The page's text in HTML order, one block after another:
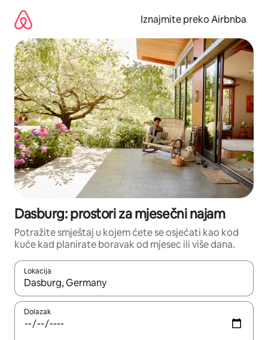
sadržaj
Iznajmite preko Airbnba
Dasburg: prostori za mjesečni najam
Potražite smještaj u kojem ćete se osjećati kao kod
kuće kad planirate boravak od mjesec ili više dana.
Lokacija
Kada budu dostupni rezultati, moći ćete ih pregledati
Dolazak